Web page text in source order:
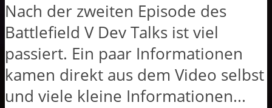
Nach der zweiten Episode des
Battlefield V Dev Talks ist viel
passiert. Ein paar Informationen
kamen direkt aus dem Video selbst
und viele kleine Informationen...